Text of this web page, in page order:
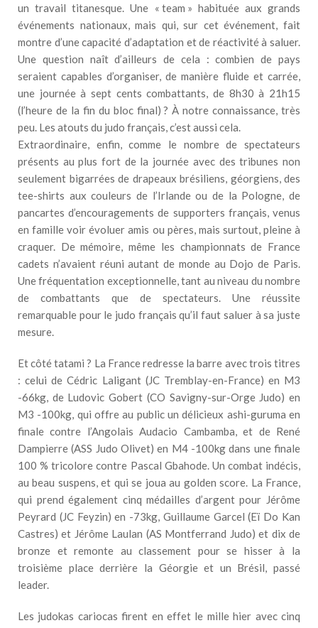
un travail titanesque. Une « team » habituée aux grands
événements nationaux, mais qui, sur cet événement, fait
montre d’une capacité d’adaptation et de réactivité à saluer.
Une question naît d’ailleurs de cela : combien de pays
seraient capables d’organiser, de manière fluide et carrée,
une journée à sept cents combattants, de 8h30 à 21h15
(l’heure de la fin du bloc final) ? À notre connaissance, très
peu. Les atouts du judo français, c’est aussi cela.
Extraordinaire, enfin, comme le nombre de spectateurs
présents au plus fort de la journée avec des tribunes non
seulement bigarrées de drapeaux brésiliens, géorgiens, des
tee-shirts aux couleurs de l’Irlande ou de la Pologne, de
pancartes d’encouragements de supporters français, venus
en famille voir évoluer amis ou pères, mais surtout, pleine à
craquer. De mémoire, même les championnats de France
cadets n’avaient réuni autant de monde au Dojo de Paris.
Une fréquentation exceptionnelle, tant au niveau du nombre
de combattants que de spectateurs. Une réussite
remarquable pour le judo français qu’il faut saluer à sa juste
mesure.
Et côté tatami ? La France redresse la barre avec trois titres
: celui de Cédric Laligant (JC Tremblay-en-France) en M3
-66kg, de Ludovic Gobert (CO Savigny-sur-Orge Judo) en
M3 -100kg, qui offre au public un délicieux ashi-guruma en
finale contre l’Angolais Audacio Cambamba, et de René
Dampierre (ASS Judo Olivet) en M4 -100kg dans une finale
100 % tricolore contre Pascal Gbahode. Un combat indécis,
au beau suspens, et qui se joua au golden score. La France,
qui prend également cinq médailles d’argent pour Jérôme
Peyrard (JC Feyzin) en -73kg, Guillaume Garcel (Eï Do Kan
Castres) et Jérôme Laulan (AS Montferrand Judo) et dix de
bronze et remonte au classement pour se hisser à la
troisième place derrière la Géorgie et un Brésil, passé
leader.
Les judokas cariocas firent en effet le mille hier avec cinq